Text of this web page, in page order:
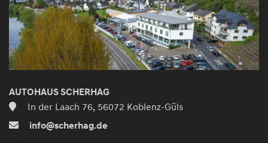
AUTOHAUS SCHERHAG
In der Laach 76, 56072 Koblenz-Güls
info@scherhag.de